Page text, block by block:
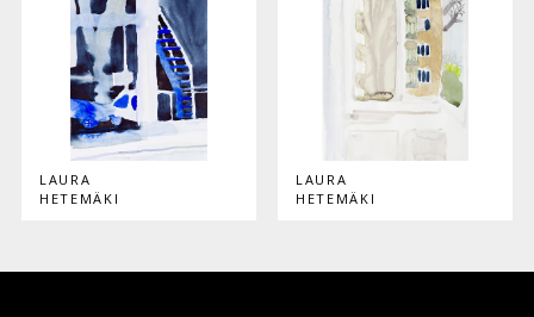
LAURA
HETEMÄKI
LAURA
HETEMÄKI